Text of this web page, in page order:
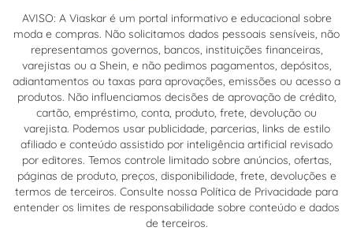
AVISO: A Viaskar é um portal informativo e educacional sobre
moda e compras. Não solicitamos dados pessoais sensíveis, não
representamos governos, bancos, instituições financeiras,
varejistas ou a Shein, e não pedimos pagamentos, depósitos,
adiantamentos ou taxas para aprovações, emissões ou acesso a
produtos. Não influenciamos decisões de aprovação de crédito,
cartão, empréstimo, conta, produto, frete, devolução ou
varejista. Podemos usar publicidade, parcerias, links de estilo
afiliado e conteúdo assistido por inteligência artificial revisado
por editores. Temos controle limitado sobre anúncios, ofertas,
páginas de produto, preços, disponibilidade, frete, devoluções e
termos de terceiros. Consulte nossa Política de Privacidade para
entender os limites de responsabilidade sobre conteúdo e dados
de terceiros.